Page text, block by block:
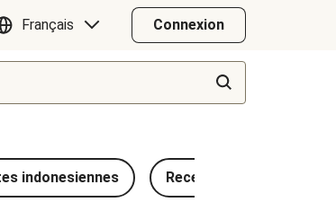
Français Connexion
indonesiennes Recettes